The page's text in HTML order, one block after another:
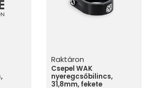
Raktáron
Csepel WAK
nyeregcsőbilincs,
31,8mm, fekete